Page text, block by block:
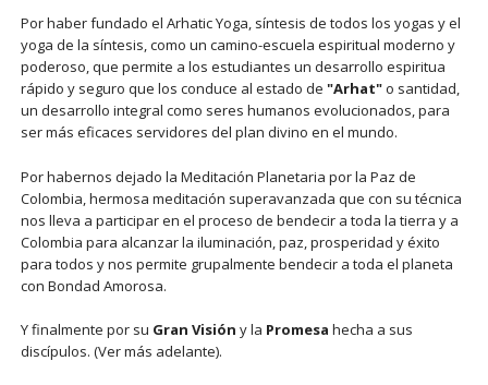
Por haber fundado el Arhatic Yoga, síntesis de todos los yogas y el
yoga de la síntesis, como un camino-escuela espiritual moderno y
poderoso, que permite a los estudiantes un desarrollo espiritua
rápido y seguro que los conduce al estado de "Arhat"o santidad,
un desarrollo integral como seres humanos evolucionados, para
ser más eficaces servidores del plan divino en el mundo.
Por habernos dejado la Meditación Planetaria por la Paz de
Colombia, hermosa meditación superavanzada que con su técnica
nos lleva a participar en el proceso de bendecir a toda la tierra y a
Colombia para alcanzar la iluminación, paz, prosperidad y éxito
para todos y nos permite grupalmente bendecir a toda el planeta
con Bondad Amorosa.
Y finalmente por su Gran Visión y la Promesa hecha a sus
discípulos. (Ver más adelante).